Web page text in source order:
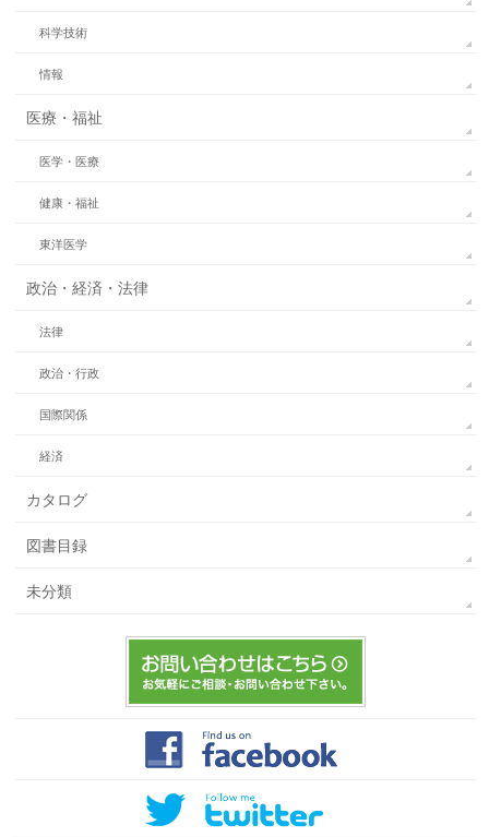
科学技術
情報
医療・福祉
医学・医療
健康・福祉
東洋医学
政治・経済・法律
法律
政治・行政
国際関係
経済
カタログ
図書目録
未分類